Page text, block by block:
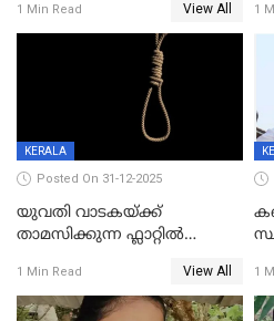
വധശ്രമക്കേസ് പ്രതി പിടിയിൽ
1 Min Read View All 1
KERALA
Posted On 31-12-2025
യുവതി വാടകയ്ക്ക്
താമസിക്കുന്ന ഫ്ലാറ്റില്‍
സംഭവം കൈതപ്പൊയിലില്‍
1 Min Read View All 1